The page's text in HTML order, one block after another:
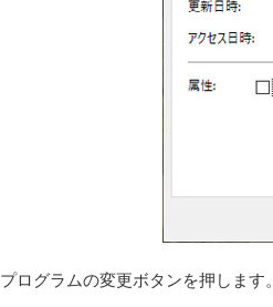
プログラムの変更ボタンを押します。